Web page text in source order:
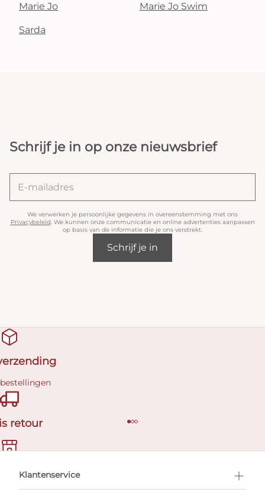
Marie Jo Marie Jo Swim
Sarda
Schrijf je in op onze nieuwsbrief
We verwerken je persoonlijke gegevens in overeenstemming met ons
Privacybeleid. We kunnen onze communicatie en online advertenties aanpassen
op basis van de informatie die je ons verstrekt.
Schrijf je in
retour
afspraak
Klantenservice